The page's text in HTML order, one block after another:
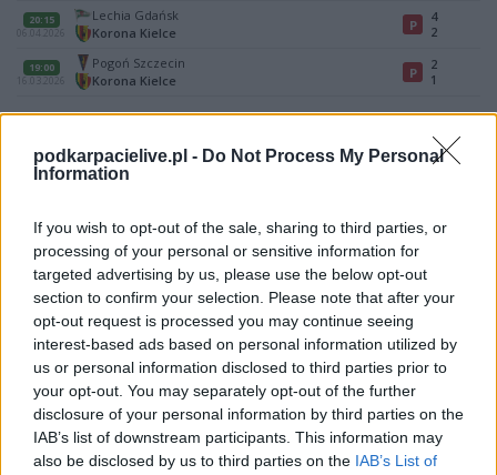
podkarpacielive.pl - Do Not Process My Personal
Information
If you wish to opt-out of the sale, sharing to third parties, or
processing of your personal or sensitive information for
targeted advertising by us, please use the below opt-out
section to confirm your selection. Please note that after your
opt-out request is processed you may continue seeing
interest-based ads based on personal information utilized by
us or personal information disclosed to third parties prior to
your opt-out. You may separately opt-out of the further
disclosure of your personal information by third parties on the
IAB’s list of downstream participants. This information may
also be disclosed by us to third parties on the IAB’s List of
20:15
06.04.2026
Lechia Gdańsk
Korona Kielce
P
4
2
19:00
16.03.2026
Pogoń Szczecin
Korona Kielce
P
2
1
Mecz Cracovia - Korona Kielce (Ekstraklasa)
ramach Ekstraklasa (34. kolejki - Ekstraklasa).
Na stroniePodkarpacieLive.plznajdzieszwynik meczu, strzelców
bramek, kartki, składy, statystyki i informacje o przebiegu
spotkania. To kompletne źródło danych dla kibiców i pasjonatów
lokalnej piłki nożnej. Jeżeli aktualnie nie widzisz tutaj danych z pewnością
pracujemy nad tym żeby je uzupełnić.
Wynik meczu Cracovia vs Korona Kielce
Po zakończeniu spotkania automatycznie publikujemyoficjalny wynik
spotkania, a także dane meczowe, jeśli są dostępne.
Pełny harmonogram rozgrywek dostępny jest tutaj:Ekstraklasa -